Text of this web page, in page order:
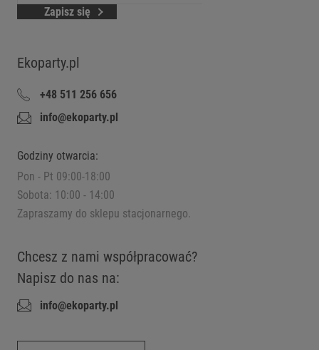
Zapisz się
Ekoparty.pl
+48 511 256 656
info@ekoparty.pl
Godziny otwarcia:
Pon - Pt 09:00-18:00
Sobota: 10:00 - 14:00
Zapraszamy do sklepu stacjonarnego.
Chcesz z nami współpracować?
Napisz do nas na:
info@ekoparty.pl